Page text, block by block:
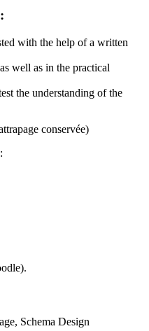
with the help of a written
well as in the practical
the understanding of the
conservée)
Schema Design